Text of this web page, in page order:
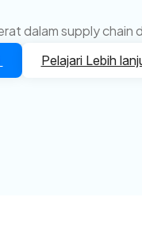
dalam supply chain
Pelajari Lebih